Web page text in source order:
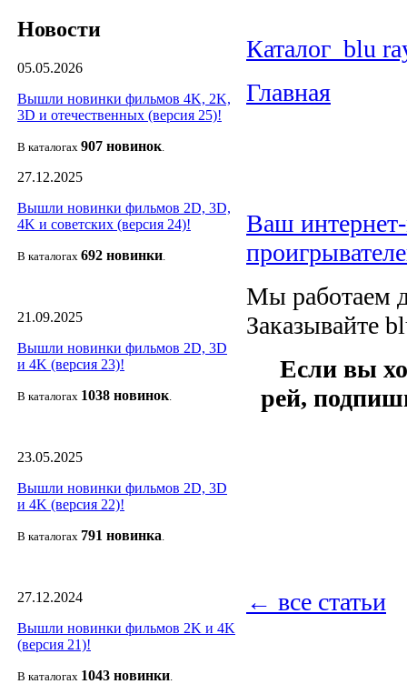
Новости
05.05.2026
Вышли новинки фильмов 4K, 2K,
3D и отечественных (версия 25)!
В каталогах 907 новинок.
27.12.2025
Вышли новинки фильмов 2D, 3D,
4K и советских (версия 24)!
В каталогах 692 новинки.
21.09.2025
Вышли новинки фильмов 2D, 3D
и 4K (версия 23)!
В каталогах 1038 новинок.
23.05.2025
Вышли новинки фильмов 2D, 3D
и 4K (версия 22)!
В каталогах 791 новинка.
27.12.2024
Вышли новинки фильмов 2K и 4K
(версия 21)!
В каталогах 1043 новинки.
Каталог blu
Главная
Ваш
Мы работаем
Заказывайте
Если вы
рей,
← все статьи